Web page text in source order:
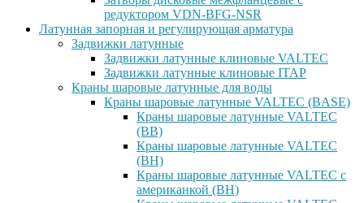
редуктором VDN-BFG-NSR
Латунная запорная и регулирующая арматура
Задвижки латунные
Задвижки латунные клиновые VALTEC
Задвижки латунные клиновые ITAP
Краны шаровые латунные для воды
Краны шаровые латунные VALTEC (BASE)
Краны шаровые латунные VALTEC
(ВВ)
Краны шаровые латунные VALTEC
(ВН)
Краны шаровые латунные VALTEC с
американкой (ВН)